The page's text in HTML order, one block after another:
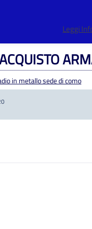
Amministrazione
in metallo sede di como
Leggi